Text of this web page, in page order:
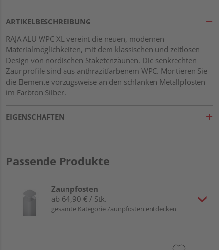
ARTIKELBESCHREIBUNG
RAJA ALU WPC XL vereint die neuen, modernen
Materialmöglichkeiten, mit dem klassischen und zeitlosen
Design von nordischen Staketenzäunen. Die senkrechten
Zaunprofile sind aus anthrazitfarbenem WPC. Montieren Sie
die Elemente vorzugsweise an den schlanken Metallpfosten
im Farbton Silber.
EIGENSCHAFTEN
Passende Produkte
Zaunpfosten
ab 64,90 € / Stk.
gesamte Kategorie Zaunpfosten entdecken